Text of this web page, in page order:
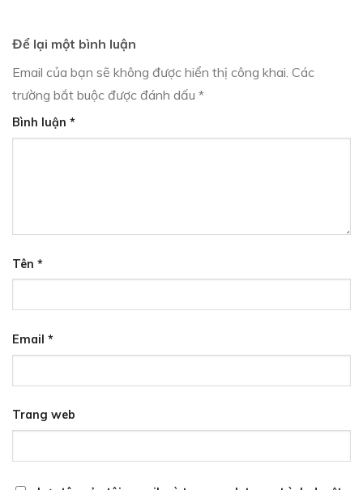
Để lại một bình luận
Email của bạn sẽ không được hiển thị công khai. Các
trường bắt buộc được đánh dấu *
Bình luận *
Tên *
Email *
Trang web